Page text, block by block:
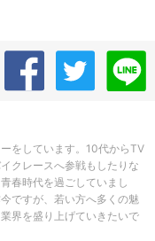
をしています。10代からTV
クレースへ参戦もしたりな
春時代を過ごしていまし
ですが、若い方へ多くの魅
界を盛り上げていきたいで